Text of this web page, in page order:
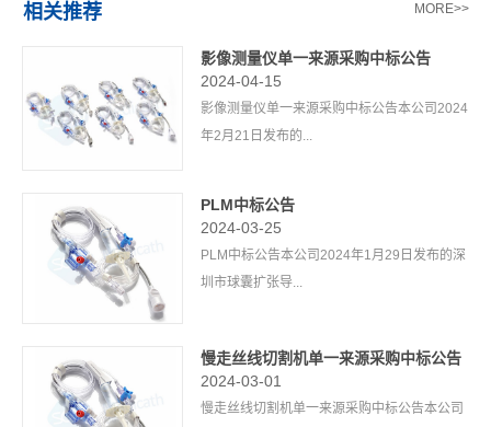
相关推荐 MORE>>
影像测量仪单一来源采购中标公告
2024-04-15
影像测量仪单一来源采购中标公告本公司2024
年2月21日发布的...
PLM中标公告
2024-03-25
PLM中标公告本公司2024年1月29日发布的深
圳市球囊扩张导...
慢走丝线切割机单一来源采购中标公告
2024-03-01
慢走丝线切割机单一来源采购中标公告本公司